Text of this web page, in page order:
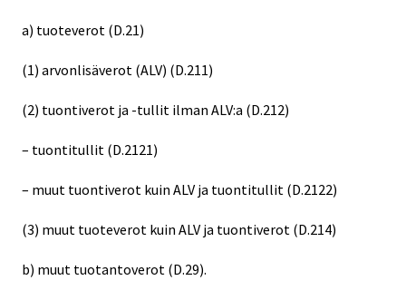
a) tuoteverot (D.21)
(1) arvonlisäverot (ALV) (D.211)
(2) tuontiverot ja -tullit ilman ALV:a (D.212)
– tuontitullit (D.2121)
– muut tuontiverot kuin ALV ja tuontitullit (D.2122)
(3) muut tuoteverot kuin ALV ja tuontiverot (D.214)
b) muut tuotantoverot (D.29).